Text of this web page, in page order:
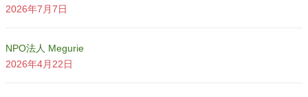
2026年7月7日
NPO法人 Megurie
2026年4月22日